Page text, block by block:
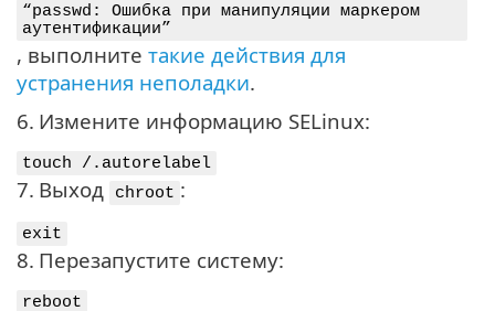
“passwd: Ошибка при манипуляции маркером
аутентификации”
, выполните такие действия для
устранения неполадки.
6. Измените информацию SELinux:
touch /.autorelabel
7. Выход chroot :
exit
8. Перезапустите систему:
reboot